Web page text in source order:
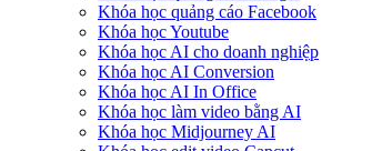
Khóa học quảng cáo Facebook
Khóa học Youtube
Khóa học AI cho doanh nghiệp
Khóa học AI Conversion
Khóa học AI In Office
Khóa học làm video bằng AI
Khóa học Midjourney AI